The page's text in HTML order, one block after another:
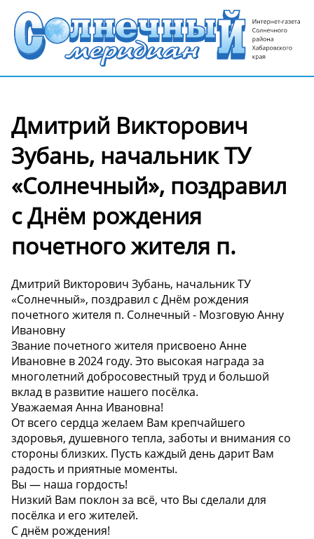
Дмитрий Викторович
Зубань, начальник ТУ
«Солнечный», поздравил
с Днём рождения
почетного жителя п.
Дмитрий Викторович Зубань, начальник ТУ
«Солнечный», поздравил с Днём рождения
почетного жителя п. Солнечный - Мозговую Анну
Ивановну
Звание почетного жителя присвоено Анне
Ивановне в 2024 году. Это высокая награда за
многолетний добросовестный труд и большой
вклад в развитие нашего посёлка.
Уважаемая Анна Ивановна!
От всего сердца желаем Вам крепчайшего
здоровья, душевного тепла, заботы и внимания со
стороны близких. Пусть каждый день дарит Вам
радость и приятные моменты.
Вы — наша гордость!
Низкий Вам поклон за всё, что Вы сделали для
посёлка и его жителей.
С днём рождения!